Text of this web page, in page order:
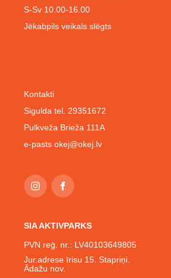
Kontakti
Sigulda tel. 29351672
Pulkveža Brieža 111A
e-pasts okej@okej.lv
S-Sv 10.00-16.00
Jēkabpils veikals slēgts
SIA AKTIVPARKS
PVN reģ. nr.: LV40103649805
Jur.adrese īrisu 15. Stapriņi.
Ādažu nov.